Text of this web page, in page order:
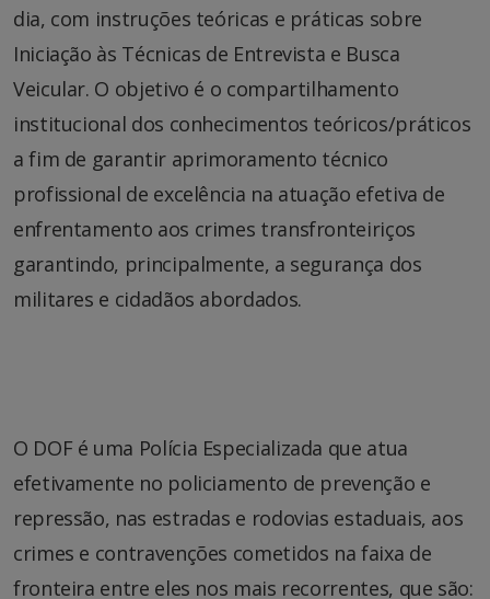
dia, com instruções teóricas e práticas sobre
Iniciação às Técnicas de Entrevista e Busca
Veicular. O objetivo é o compartilhamento
institucional dos conhecimentos teóricos/práticos
a fim de garantir aprimoramento técnico
profissional de excelência na atuação efetiva de
enfrentamento aos crimes transfronteiriços
garantindo, principalmente, a segurança dos
militares e cidadãos abordados.
O DOF é uma Polícia Especializada que atua
efetivamente no policiamento de prevenção e
repressão, nas estradas e rodovias estaduais, aos
crimes e contravenções cometidos na faixa de
fronteira entre eles nos mais recorrentes, que são: